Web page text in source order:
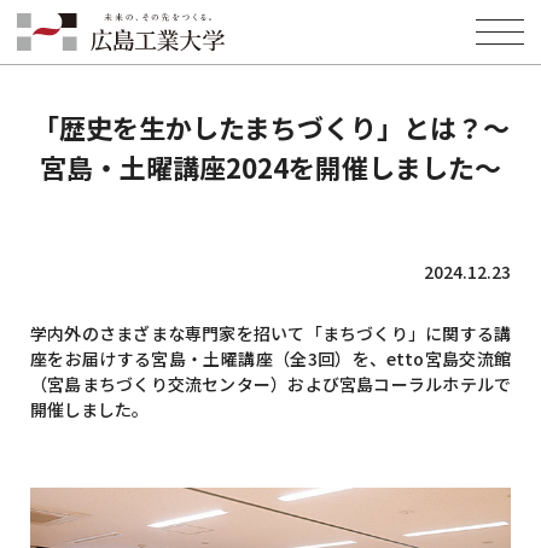
HOME INFORMATION
「歴史を生かしたまちづくり」とは？～宮島・土曜講座2024を開催しま
した～
「歴史を生かしたまちづくり」とは？～
宮島・土曜講座2024を開催しました～
2024.12.23
学内外のさまざまな専門家を招いて「まちづくり」に関する講
座をお届けする宮島・土曜講座（全3回）を、etto宮島交流館
（宮島まちづくり交流センター）および宮島コーラルホテルで
開催しました。